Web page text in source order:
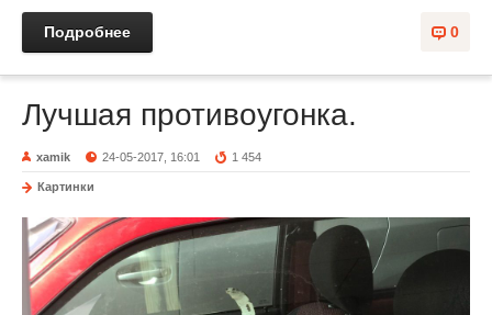
0
Подробнее
Лучшая противоугонка.
xamik 24-05-2017, 16:01 1 454
Картинки